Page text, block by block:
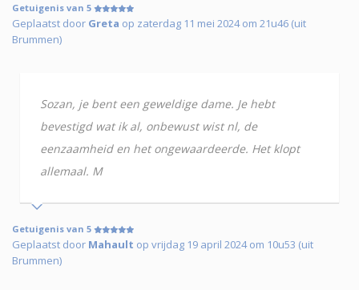
Getuigenis van 5
Geplaatst door Greta op zaterdag 11 mei 2024 om 21u46 (uit
Brummen)
Sozan, je bent een geweldige dame. Je hebt
bevestigd wat ik al, onbewust wist nl, de
eenzaamheid en het ongewaardeerde. Het klopt
allemaal. M
Getuigenis van 5
Geplaatst door Mahault op vrijdag 19 april 2024 om 10u53 (uit
Brummen)